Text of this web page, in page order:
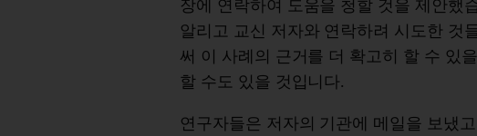
장에 연락하여 도움을 청할 것을 제안했
알리고 교신 저자와 연락하려 시도한 것
써 이 사례의 근거를 더 확고히 할 수 있
할 수도 있을 것입니다.
연구자들은 저자의 기관에 메일을 보냈